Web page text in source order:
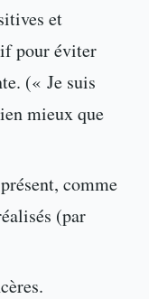
et
pour éviter
(« Je suis
mieux que
comme
(par